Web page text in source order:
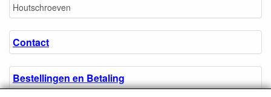
Houtschroeven
Contact
Bestellingen en Betaling